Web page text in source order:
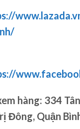
hàng: 334
Đông, Quận